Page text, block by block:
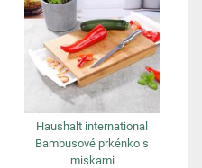
Haushalt international
Bambusové prkénko s
miskami